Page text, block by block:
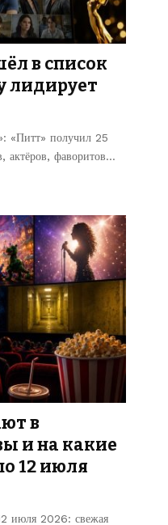
в список
лидирует
«Питт» получил 25
актёров, фаворитов…
в
и на какие
12 июля
июля 2026: свежая